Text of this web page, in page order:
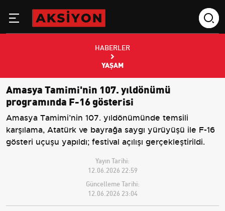
HABERLER
YAŞAM
Amasya Tamimi'nin 107. yıldönümü
programında F-16 gösterisi
Amasya Tamimi’nin 107. yıldönümünde temsili
karşılama, Atatürk ve bayrağa saygı yürüyüşü ile F-16
gösteri uçuşu yapıldı; festival açılışı gerçekleştirildi.
Yayın Tarihi:
12.06.2026 22:59
Güncelleme Tarihi:
12.06.2026 23:04